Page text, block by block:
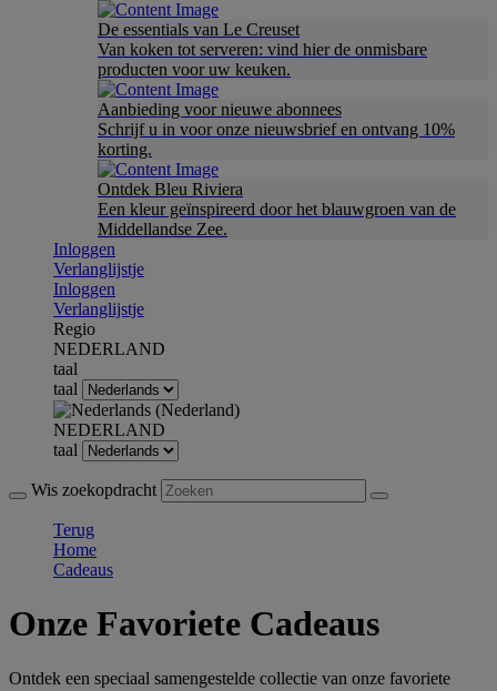
De essentials van Le Creuset
Van koken tot serveren: vind hier de onmisbare
producten voor uw keuken.
Aanbieding voor nieuwe abonnees
Schrijf u in voor onze nieuwsbrief en ontvang 10%
korting.
Ontdek Bleu Riviera
Een kleur geïnspireerd door het blauwgroen van de
Middellandse Zee.
Inloggen
Verlanglijstje
Inloggen
Verlanglijstje
Regio
NEDERLAND
taal
taal
NEDERLAND
taal
Wis zoekopdracht
Terug
Home
Cadeaus
Onze Favoriete Cadeaus
Ontdek een speciaal samengestelde collectie van onze favoriete